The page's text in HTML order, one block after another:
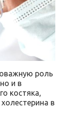
роль
и в
костяка,
в